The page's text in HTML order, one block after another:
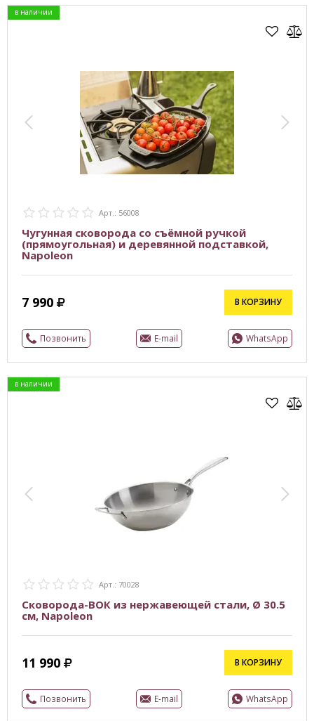
в наличии
Арт.: 56008
Чугунная сковорода со съёмной ручкой
(прямоугольная) и деревянной подставкой,
Napoleon
7 990 В КОРЗИНУ
Позвонить E-mail WhatsApp
в наличии
Арт.: 70028
Сковорода-ВОК из нержавеющей стали, Ø 30.5
см, Napoleon
11 990 В КОРЗИНУ
Позвонить E-mail WhatsApp